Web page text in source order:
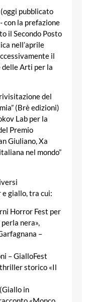
(oggi pubblicato
con la prefazione
il Secondo Posto
nell’aprile
il
delle Arti per la
del
(Brè edizioni)
Lab per la
Premio
Giuliano, Xa
nel mondo”
giallo, tra cui:
Horror Fest per
nera»,
–
– GialloFest
storico «Il
in